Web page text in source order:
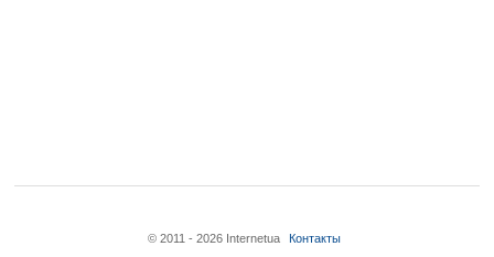
© 2011 - 2026 Internetua Контакты